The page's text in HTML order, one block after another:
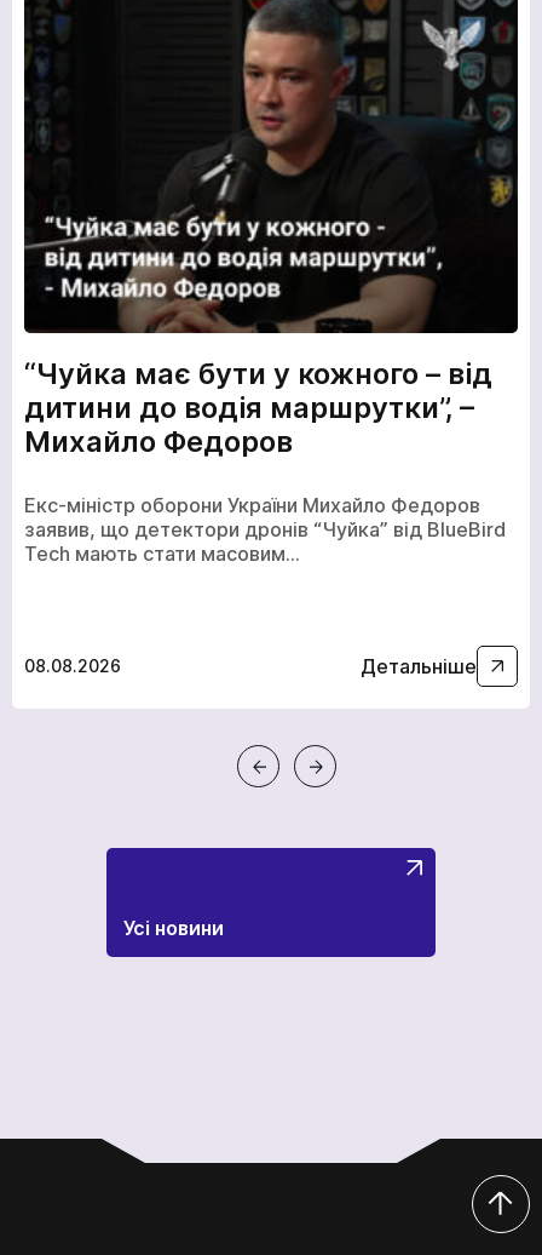
“Чуйка має бути у кожного – від
дитини до водія маршрутки”, –
Михайло Федоров
Екс-міністр оборони України Михайло Федоров
заявив, що детектори дронів “Чуйка” від BlueBird
Tech мають стати масовим…
08.08.2026 Детальніше
Усі новини
Ми в соціальних мережах